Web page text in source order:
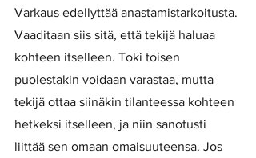
Varkaus edellyttää anastamistarkoitusta.
Vaaditaan siis sitä, että tekijä haluaa
kohteen itselleen. Toki toisen
puolestakin voidaan varastaa, mutta
tekijä ottaa siinäkin tilanteessa kohteen
hetkeksi itselleen, ja niin sanotusti
liittää sen omaan omaisuuteensa. Jos